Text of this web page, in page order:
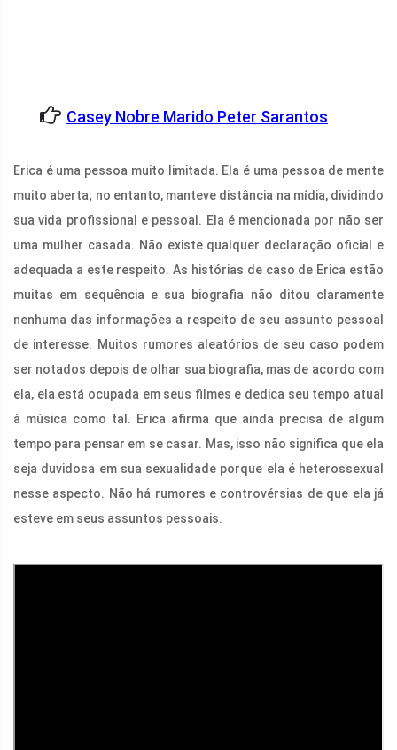
Casey Nobre Marido Peter Sarantos
Erica é uma pessoa muito limitada. Ela é uma pessoa de mente
muito aberta; no entanto, manteve distância na mídia, dividindo
sua vida profissional e pessoal. Ela é mencionada por não ser
uma mulher casada. Não existe qualquer declaração oficial e
adequada a este respeito. As histórias de caso de Erica estão
muitas em sequência e sua biografia não ditou claramente
nenhuma das informações a respeito de seu assunto pessoal
de interesse. Muitos rumores aleatórios de seu caso podem
ser notados depois de olhar sua biografia, mas de acordo com
ela, ela está ocupada em seus filmes e dedica seu tempo atual
à música como tal. Erica afirma que ainda precisa de algum
tempo para pensar em se casar. Mas, isso não significa que ela
seja duvidosa em sua sexualidade porque ela é heterossexual
nesse aspecto. Não há rumores e controvérsias de que ela já
esteve em seus assuntos pessoais.